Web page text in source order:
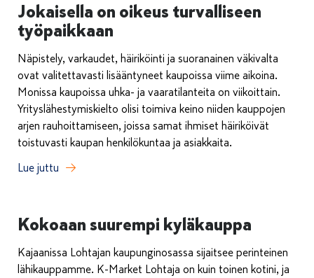
Jokaisella on oikeus turvalliseen
työpaikkaan
Näpistely, varkaudet, häiriköinti ja suoranainen väkivalta
ovat valitettavasti lisääntyneet kaupoissa viime aikoina.
Monissa kaupoissa uhka- ja vaaratilanteita on viikoittain.
Yrityslähestymiskielto olisi toimiva keino niiden kauppojen
arjen rauhoittamiseen, joissa samat ihmiset häiriköivät
toistuvasti kaupan henkilökuntaa ja asiakkaita.
Lue juttu
Kokoaan suurempi kyläkauppa
Kajaanissa Lohtajan kaupunginosassa sijaitsee perinteinen
lähikauppamme. K-Market Lohtaja on kuin toinen kotini, ja